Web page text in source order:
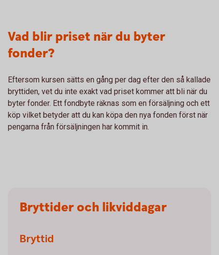
Vad blir priset när du byter
fonder?
Eftersom kursen sätts en gång per dag efter den så kallade
bryttiden, vet du inte exakt vad priset kommer att bli när du
byter fonder. Ett fondbyte räknas som en försäljning och ett
köp vilket betyder att du kan köpa den nya fonden först när
pengarna från försäljningen har kommit in.
Bryttider och likviddagar
Bryttid